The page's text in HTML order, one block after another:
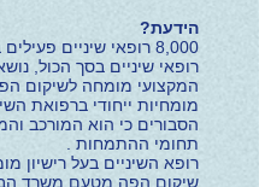
הידעת?
רופאי שיניים בסך הכול,
המקצועי מומחה לשיקום
מומחיות ייחודי ברפואת
הסבורים כי הוא המורכב
תחומי ההתמחות .
רופא השיניים בעל רישיון
שיקום הפה מטעם משרד